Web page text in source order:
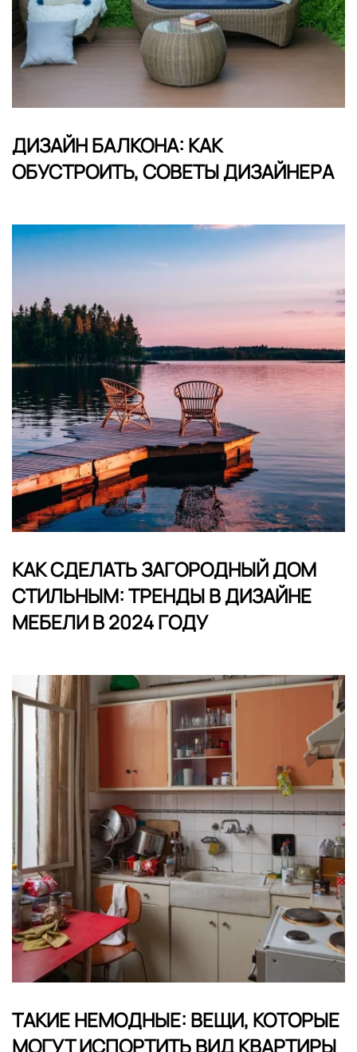
ДИЗАЙН БАЛКОНА: КАК
ОБУСТРОИТЬ, СОВЕТЫ ДИЗАЙНЕРА
КАК СДЕЛАТЬ ЗАГОРОДНЫЙ ДОМ
СТИЛЬНЫМ: ТРЕНДЫ В ДИЗАЙНЕ
МЕБЕЛИ В 2024 ГОДУ
ТАКИЕ НЕМОДНЫЕ: ВЕЩИ, КОТОРЫЕ
МОГУТ ИСПОРТИТЬ ВИД КВАРТИРЫ